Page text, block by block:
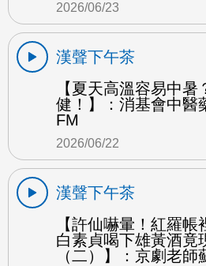
2026/06/23
漢聲下午茶
【夏天高溫容易中
健！】：消基會中醫
FM
2026/06/22
漢聲下午茶
【許仙嚇暈！紅羅帳
白素貞喝下雄黃酒竟
（二）】：京劇老師